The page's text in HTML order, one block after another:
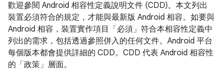
歡迎參閱 Android 相容性定義說明文件 (CDD)。本文列出
裝置必須符合的規定，才能與最新版 Android 相容。如要與
Android 相容，裝置實作項目「必須」符合本相容性定義中
列出的需求，包括透過參照併入的任何文件。Android 平台
每個版本都會提供詳細的 CDD。CDD 代表 Android 相容性
的「政策」層面。